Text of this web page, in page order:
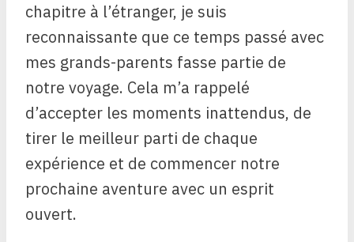
chapitre à l’étranger, je suis
reconnaissante que ce temps passé avec
mes grands-parents fasse partie de
notre voyage. Cela m’a rappelé
d’accepter les moments inattendus, de
tirer le meilleur parti de chaque
expérience et de commencer notre
prochaine aventure avec un esprit
ouvert.